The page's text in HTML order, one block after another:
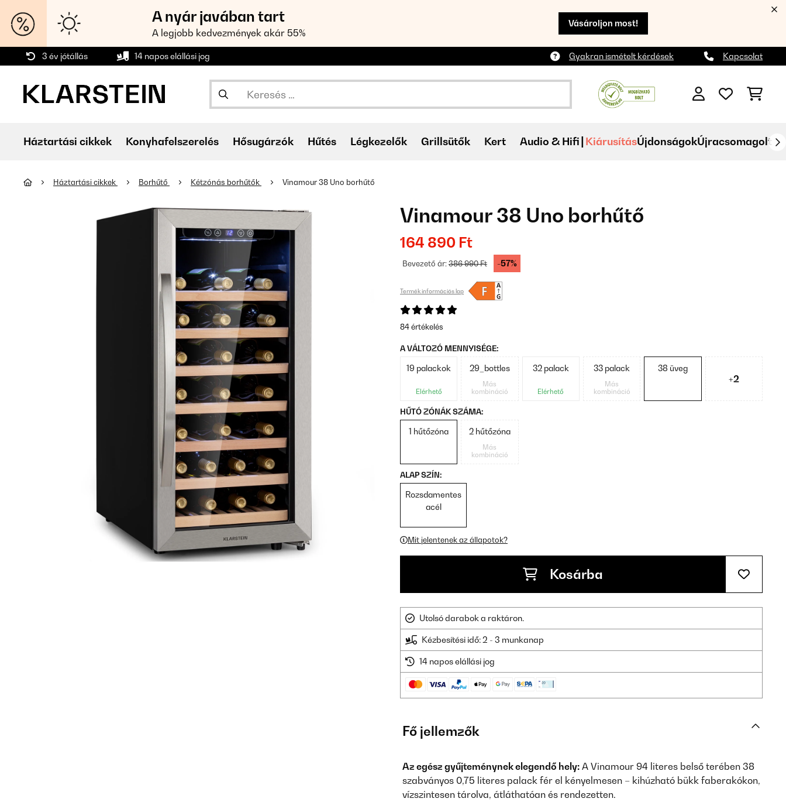
A nyár javában tart
A legjobb kedvezmények akár 55%
Vásároljon most!
3 év jótállás 14 napos elállási jog Gyakran ismételt kérdések Kapcsolat
Háztartási cikkek Konyhafelszerelés Hősugárzók Hűtés Légkezelők Grillsütők Kert Audio & Hifi KiárusításÚjdonságokÚjracsomagolt
Háztartási cikkek Borhűtő Kétzónás borhűtők Vinamour 38 Uno borhűtő
Vinamour 38 Uno borhűtő
164 890 Ft
Bevezető ár:386 990 Ft -57%
Termék információs lap
84 értékelés
A VÁLTOZÓ MENNYISÉGE:
19 palackok
Elérhető
29_bottles
Más
kombináció
32 palack
Elérhető
33 palack
Más
kombináció
38 üveg
+2
HŰTÓ ZÓNÁK SZÁMA:
1 hűtőzóna 2 hűtőzóna
Más
kombináció
ALAP SZÍN:
Rozsdamentes
acél
Mit jelentenek az állapotok?
Kosárba
Utolsó darabok a raktáron.
Kézbesítési idő: 2 - 3 munkanap
14 napos elállási jog
Fő jellemzők
Az egész gyűjteménynek elegendő hely: A Vinamour 94 literes belső terében 38
szabványos 0,75 literes palack fér el kényelmesen – kihúzható bükk faberakókon,
vízszintesen tárolva, átláthatóan és rendezetten.